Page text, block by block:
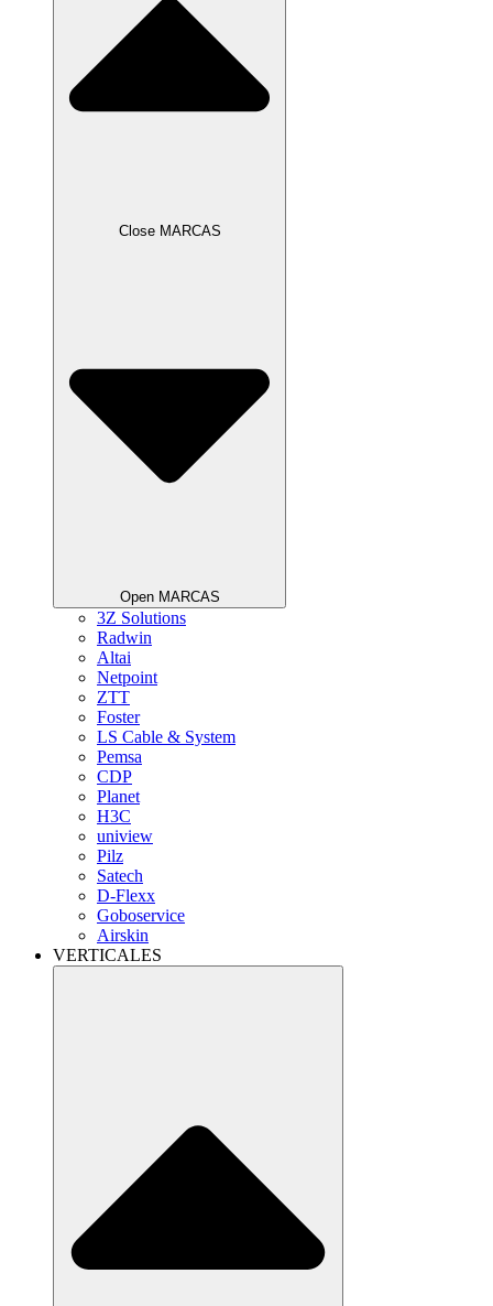
Close MARCAS
Open MARCAS
3Z Solutions
Radwin
Altai
Netpoint
ZTT
Foster
LS Cable & System
Pemsa
CDP
Planet
H3C
uniview
Pilz
Satech
D-Flexx
Goboservice
Airskin
VERTICALES